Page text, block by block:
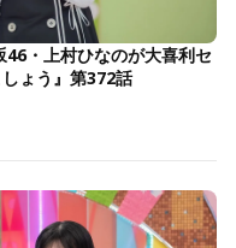
・上村ひなのが大喜利セ
ょう』第372話